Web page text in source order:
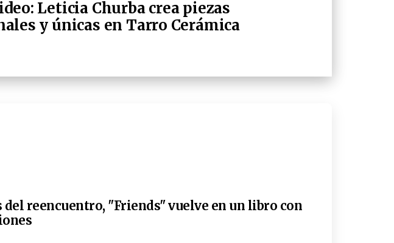
Leticia Churba crea piezas
y únicas en Tarro Cerámica
del reencuentro, "Friends" vuelve en un libro con